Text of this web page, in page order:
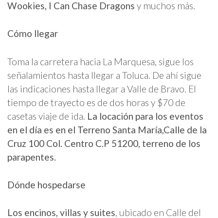
Wookies, I Can Chase Dragons y muchos más.
Cómo llegar
Toma la carretera hacia La Marquesa, sigue los
señalamientos hasta llegar a Toluca. De ahí sigue
las indicaciones hasta llegar a Valle de Bravo. El
tiempo de trayecto es de dos horas y $70 de
casetas viaje de ida. La locación para los eventos
en el día es en el Terreno Santa María,Calle de la
Cruz 100 Col. Centro C.P 51200, terreno de los
parapentes.
Dónde hospedarse
Los encinos, villas y suites, ubicado en Calle del